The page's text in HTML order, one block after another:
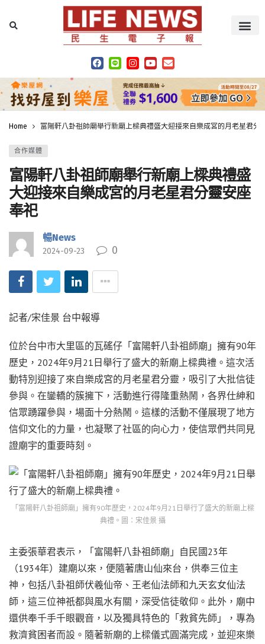
Home 富陽軒八卦祖師廟舉行新廟上樑典禮盛大迎接來自樂成宮的月老星君分
合作媒體
富陽軒八卦祖師廟舉行新廟上樑典禮盛
大迎接來自樂成宮的月老星君分靈安座
奉祀
暢News
2024-09-23 0
記者/宋佳景 台中報導
位於台中市大里區的瓦磘仔「富陽軒八卦祖師廟」擁有90年
歷史，2024年9月21日舉行了盛大的新廟上樑典禮。這次活
動特別迎接了來自樂成宮的月老星君分靈，吸引了大批信徒
參與。在鑾轎的簇擁下，活動進行得隆重熱鬧，各界仕紳和
信眾踴躍參與，場面十分熱鬧。這樣的活動不僅展現了地方
信仰文化的力量，也凝聚了社區的向心力，使信眾們共同見
證廟宇的重要時刻。
「富陽軒八卦祖師廟」擁有90年歷史，2024年9月21日舉行了盛大的新廟上樑
典禮。圖：宋佳景 攝
主委張華君表示，「富陽軒八卦祖師廟」自民國23年
（1934年）建廟以來，便隨著唐山仙來台，供奉三位主
神，包括八卦祖師伏羲仙帝、王老仙法師和九天玄女仙法
師，這三位神祇都與風水有關，深受信徒敬仰。此外，廟中
還供奉千手千眼觀音，以及獨具特色的「救貧先師」，專為
救濟貧困者而設。隨著新廟的上樑儀式圓滿完成，並迎來樂